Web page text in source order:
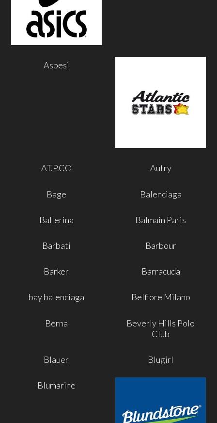
Aspesi
AT.P.CO Autry
Bage Balenciaga
Ballerina Balmain Paris
Barbati Barbour
Barker Barracuda
bay balenciaga Belfiore Milano
Berna
Beverly Hills Polo
Club
Blauer Blugirl
Blumarine